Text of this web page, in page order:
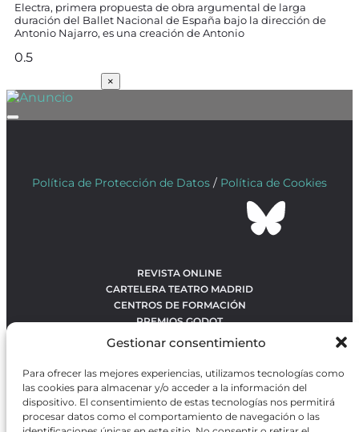
Gestionar consentimiento
Para ofrecer las mejores experiencias, utilizamos tecnologías como
las cookies para almacenar y/o acceder a la información del
dispositivo. El consentimiento de estas tecnologías nos permitirá
procesar datos como el comportamiento de navegación o las
Electra, primera propuesta de obra argumental de larga
duración del Ballet Nacional de España bajo la dirección de
Antonio Najarro, es una creación de Antonio
×
Política de Protección de Datos / Política de Cookies
REVISTA ONLINE
CARTELERA TEATRO MADRID
CENTROS DE FORMACIÓN
PREMIOS GODOT
CONTACTO
OBRAS MÁS VOTADAS
RANKING MEJORES OBRAS
BÚSQUEDA AVANZADA DE OBRAS